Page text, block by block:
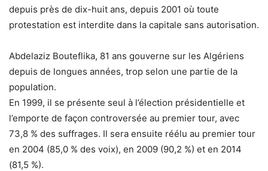
depuis près de dix-huit ans, depuis 2001 où toute
protestation est interdite dans la capitale sans autorisation.
Abdelaziz Bouteflika, 81 ans gouverne sur les Algériens
depuis de longues années, trop selon une partie de la
population.
En 1999, il se présente seul à l’élection présidentielle et
l’emporte de façon controversée au premier tour, avec
73,8 % des suffrages. Il sera ensuite réélu au premier tour
en 2004 (85,0 % des voix), en 2009 (90,2 %) et en 2014
(81,5 %).